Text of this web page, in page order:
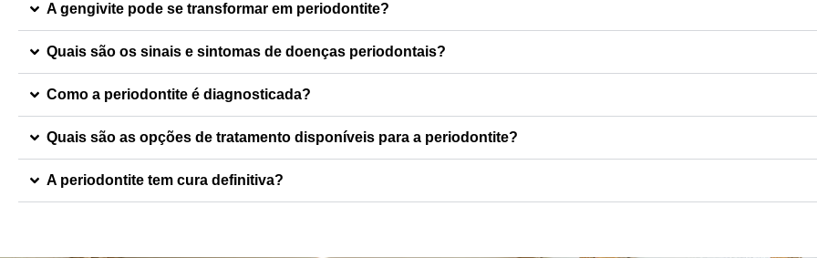
A gengivite pode se transformar em periodontite?
Quais são os sinais e sintomas de doenças periodontais?
Como a periodontite é diagnosticada?
Quais são as opções de tratamento disponíveis para a periodontite?
A periodontite tem cura definitiva?